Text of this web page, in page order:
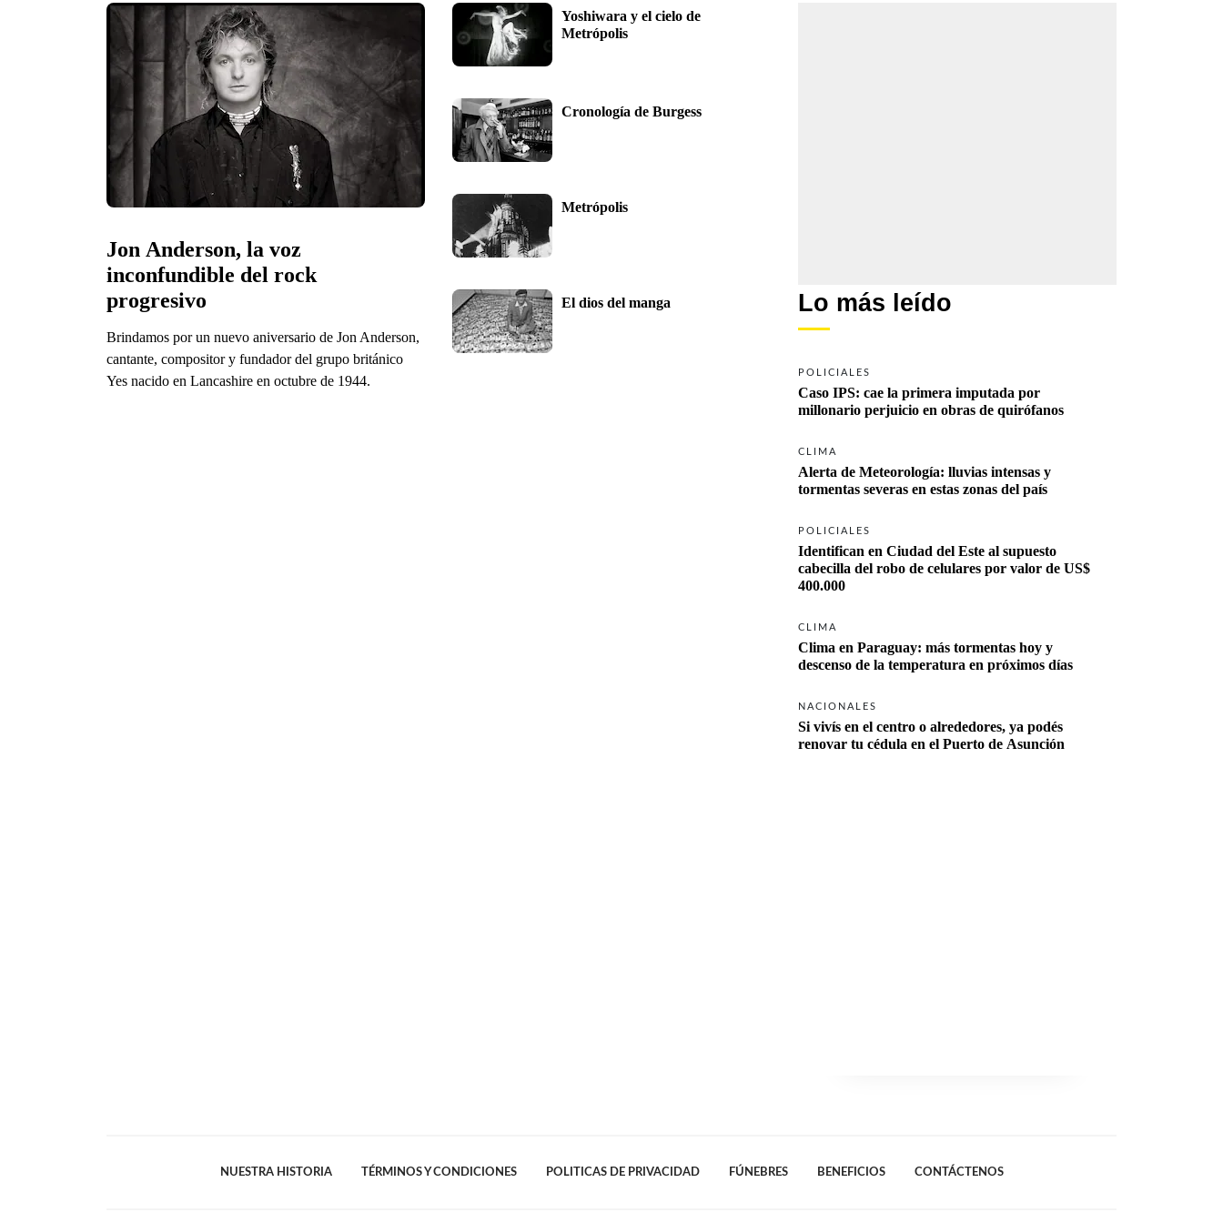
Jon Anderson, la voz
inconfundible del rock
progresivo
Brindamos por un nuevo aniversario de Jon Anderson,
cantante, compositor y fundador del grupo británico
Yes nacido en Lancashire en octubre de 1944.
Yoshiwara y el cielo de
Metrópolis
Cronología de Burgess
Metrópolis
El dios del manga Lo más leído
POLICIALES
Caso IPS: cae la primera imputada por
millonario perjuicio en obras de quirófanos
CLIMA
Alerta de Meteorología: lluvias intensas y
tormentas severas en estas zonas del país
POLICIALES
Identifican en Ciudad del Este al supuesto
cabecilla del robo de celulares por valor de US$
400.000
CLIMA
Clima en Paraguay: más tormentas hoy y
descenso de la temperatura en próximos días
NACIONALES
Si vivís en el centro o alrededores, ya podés
renovar tu cédula en el Puerto de Asunción
NUESTRA HISTORIA TÉRMINOS Y CONDICIONES POLITICAS DE PRIVACIDAD FÚNEBRES BENEFICIOS CONTÁCTENOS